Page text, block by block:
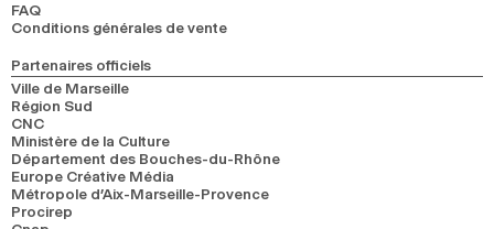
FAQ
Conditions générales de vente
Partenaires officiels
Ville de Marseille
Région Sud
CNC
Ministère de la Culture
Département des Bouches-du-Rhône
Europe Créative Média
Métropole d’Aix-Marseille-Provence
Procirep